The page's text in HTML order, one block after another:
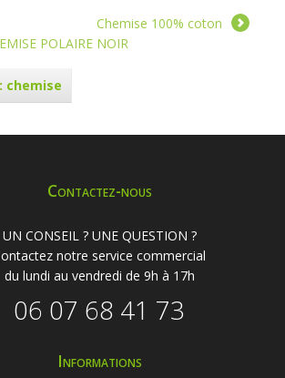
Chemise 100% coton
POLAIRE NOIR
chemise
Contactez-nous
UN CONSEIL ? UNE QUESTION ?
notre service commercial
du lundi au vendredi de 9h à 17h
06 07 68 41 73
Informations